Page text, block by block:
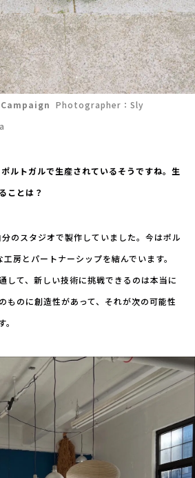
Photographer：Sly
ルトガルで生産されているそうですね。生
ことは？
のスタジオで製作していました。今はポル
房とパートナーシップを結んでいます。
して、新しい技術に挑戦できるのは本当に
ものに創造性があって、それが次の可能性